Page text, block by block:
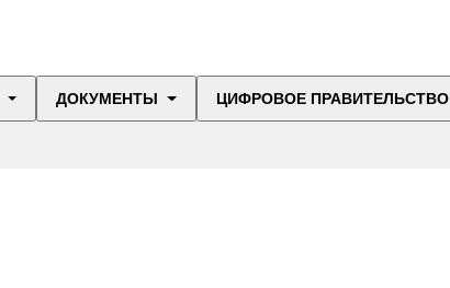
ДОКУМЕНТЫ ЦИФРОВОЕ ПРАВИТЕЛЬСТВО